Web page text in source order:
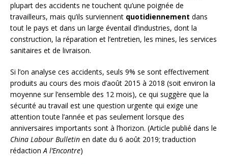
plupart des accidents ne touchent qu’une poignée de
travailleurs, mais qu’ils surviennent quotidiennement dans
tout le pays et dans un large éventail d’industries, dont la
construction, la réparation et l’entretien, les mines, les services
sanitaires et de livraison.
Si l’on analyse ces accidents, seuls 9% se sont effectivement
produits au cours des mois d’août 2015 à 2018 (soit environ la
moyenne sur l’ensemble des 12 mois), ce qui suggère que la
sécurité au travail est une question urgente qui exige une
attention toute l’année et pas seulement lorsque des
anniversaires importants sont à l’horizon. (Article publié dans le
China Labour Bulletin en date du 6 août 2019; traduction
rédactionA l’Encontre)